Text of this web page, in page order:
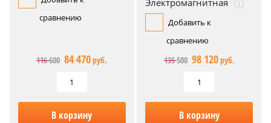
сравнению
116 600 84 470руб.
В корзину
Добавить к
сравнению
135 500 98 120руб.
В корзину